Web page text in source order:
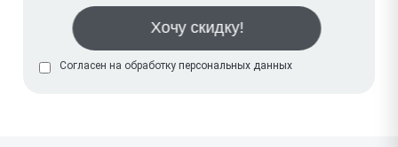
Согласен на обработку персональных данных